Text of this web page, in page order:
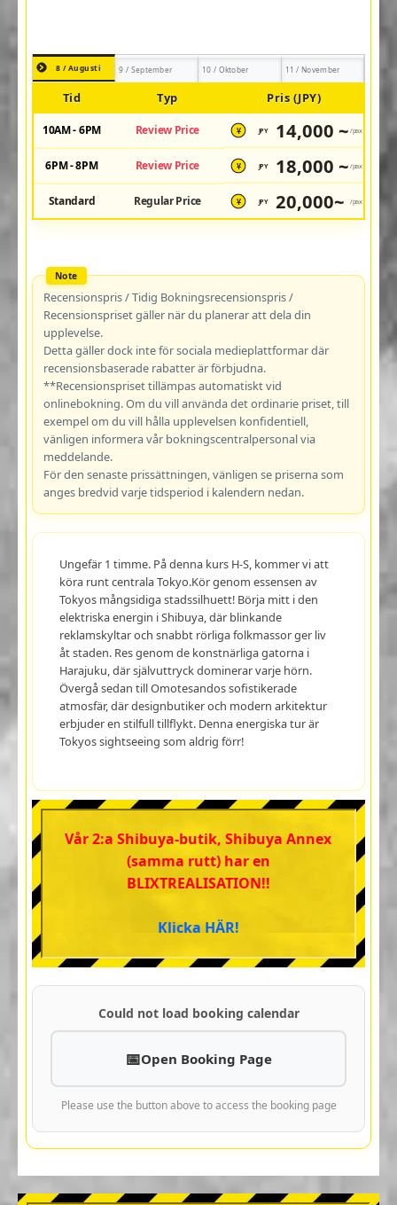
8 / Augusti 9 / September 10 / Oktober 11 / November
Tid Typ Pris (JPY)
10AM - 6PM Review Price ¥ JPY 14,000 ~ /pax
6PM - 8PM Review Price ¥ JPY 18,000 ~ /pax
Standard Regular Price ¥ JPY 20,000~ /pax
Recensionspris / Tidig Bokningsrecensionspris /
Recensionspriset gäller när du planerar att dela din
upplevelse.
Detta gäller dock inte för sociala medieplattformar där
recensionsbaserade rabatter är förbjudna.
**Recensionspriset tillämpas automatiskt vid
onlinebokning. Om du vill använda det ordinarie priset, till
exempel om du vill hålla upplevelsen konfidentiell,
vänligen informera vår bokningscentralpersonal via
meddelande.
För den senaste prissättningen, vänligen se priserna som
anges bredvid varje tidsperiod i kalendern nedan.
Ungefär 1 timme. På denna kurs H-S, kommer vi att
köra runt centrala Tokyo.Kör genom essensen av
Tokyos mångsidiga stadssilhuett! Börja mitt i den
elektriska energin i Shibuya, där blinkande
reklamskyltar och snabbt rörliga folkmassor ger liv
åt staden. Res genom de konstnärliga gatorna i
Harajuku, där självuttryck dominerar varje hörn.
Övergå sedan till Omotesandos sofistikerade
atmosfär, där designbutiker och modern arkitektur
erbjuder en stilfull tillflykt. Denna energiska tur är
Tokyos sightseeing som aldrig förr!
Vår 2:a Shibuya-butik, Shibuya Annex
(samma rutt) har en
BLIXTREALISATION!!
Klicka HÄR!
Could not load booking calendar
Open Booking Page
Please use the button above to access the booking page